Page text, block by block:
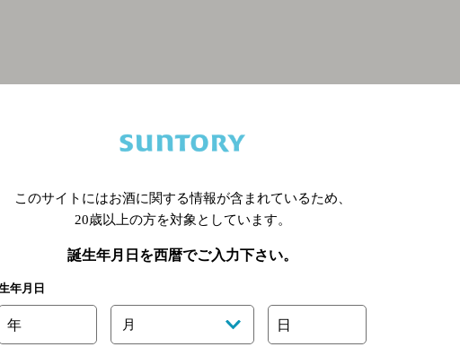
関連ページ
このサイトにはお酒に関する情報が含まれているため、
20歳以上の方を対象としています。
誕生年月日を西暦でご入力下さい。
年月日
年 月 日